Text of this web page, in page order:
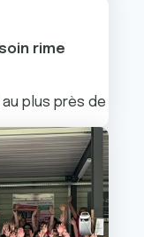
rime
plus près de